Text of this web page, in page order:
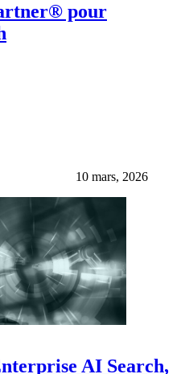
pour
10 mars, 2026
AI Search,